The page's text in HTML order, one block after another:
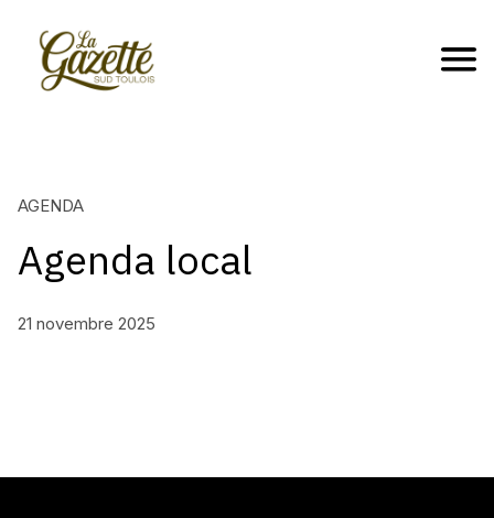
AGENDA
Agenda local
21 novembre 2025